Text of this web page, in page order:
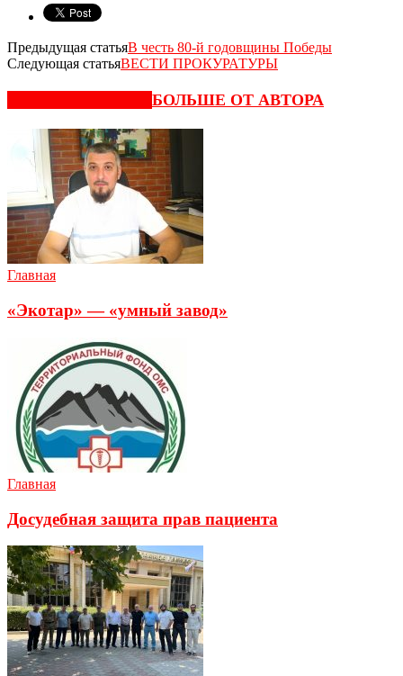
Предыдущая статьяВ честь 80-й годовщины Победы
Следующая статьяВЕСТИ ПРОКУРАТУРЫ
БОЛЬШЕ ОТ АВТОРА
Главная
«Экотар» — «умный завод»
Главная
Досудебная защита прав пациента